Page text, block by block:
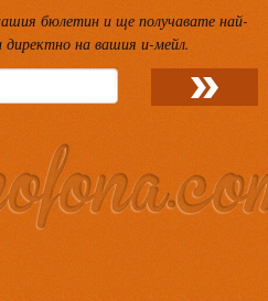
бюлетин и ще получавате най-
директно на вашия и-мейл.